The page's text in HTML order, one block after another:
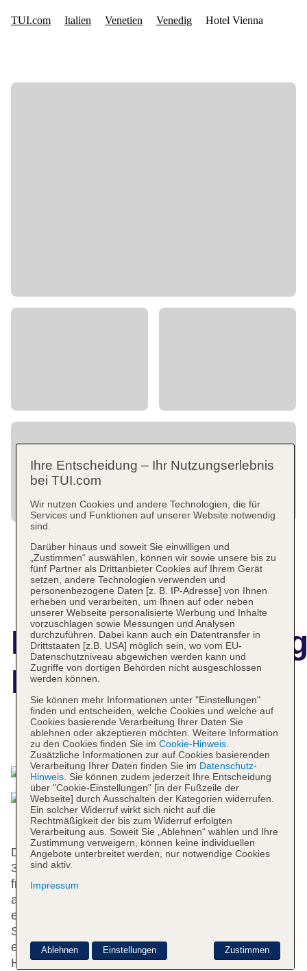
Hotel Vienna
Das bietet Ihre Unterkunft
Das Hotel bietet 63 Zimmer und 5 Einzelzimmer auf
3 Etagen, die mit 2 Aufzügen erreichbar sind. Das
freundliche Personal an der Rezeption ist gerne bei
allen Fragen behilflich. Eine Gepäckaufbewahrung,
ein Safe und ein Geldautomat stehen als
Serviceleistungen zur Verfügung. Per WLAN
erhalten die Gäste Zugang zum Internet.
Hilfestellung bei der Buchung von Ausflügen wird
Ihre Entscheidung – Ihr Nutzungserlebnis
bei TUI.com
Wir nutzen Cookies und andere Technologien, die für
Services und Funktionen auf unserer Website notwendig
sind.
Darüber hinaus und soweit Sie einwilligen und
„Zustimmen“ auswählen, können wir sowie unsere bis zu
fünf Partner als Drittanbieter Cookies auf Ihrem Gerät
setzen, andere Technologien verwenden und
personenbezogene Daten [z. B. IP-Adresse] von Ihnen
erheben und verarbeiten, um Ihnen auf oder neben
unserer Webseite personalisierte Werbung und Inhalte
vorzuschlagen sowie Messungen und Analysen
durchzuführen. Dabei kann auch ein Datentransfer in
Drittstaaten [z.B. USA] möglich sein, wo vom EU-
Datenschutzniveau abgewichen werden kann und
Zugriffe von dortigen Behörden nicht ausgeschlossen
werden können.
Sie können mehr Informationen unter "Einstellungen"
finden und entscheiden, welche Cookies und welche auf
Cookies basierende Verarbeitung Ihrer Daten Sie
ablehnen oder akzeptieren möchten. Weitere Information
zu den Cookies finden Sie im Cookie-Hinweis.
Zusätzliche Informationen zur auf Cookies basierenden
Verarbeitung Ihrer Daten finden Sie im Datenschutz-
Hinweis. Sie können zudem jederzeit Ihre Entscheidung
über "Cookie-Einstellungen" [in der Fußzeile der
Webseite] durch Ausschalten der Kategorien widerrufen.
Ein solcher Widerruf wirkt sich nicht auf die
Rechtmäßigkeit der bis zum Widerruf erfolgten
Verarbeitung aus. Soweit Sie „Ablehnen“ wählen und Ihre
Zustimmung verweigern, können keine individuellen
Angebote unterbreitet werden, nur notwendige Cookies
sind aktiv.
Impressum
Zustimmen
Ablehnen Einstellungen